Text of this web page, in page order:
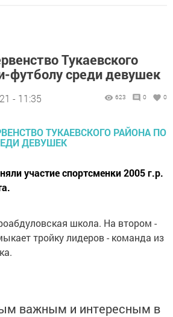
Тукаевского
футболу среди девушек
- 11:35 623 0 0
участие спортсменки 2005 г.р.
школа. На втором -
тройку лидеров - команда из
важным и интересным в